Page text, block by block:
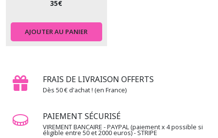
35€
AJOUTER AU PANIER
FRAIS DE LIVRAISON OFFERTS
Dès 50 € d'achat ! (en France)
PAIEMENT SÉCURISÉ
VIREMENT BANCAIRE - PAYPAL (paiement x 4 possible si
éligible entre 50 et 2000 euros) - STRIPE
-
-
-
coudre
2.4.ME